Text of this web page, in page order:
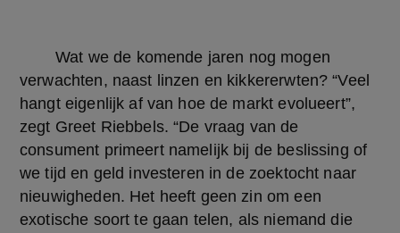
verwachten, naast linzen en kikkererwten? “Veel
hangt eigenlijk af van hoe de markt evolueert”,
zegt Greet Riebbels. “De vraag van de
consument primeert namelijk bij de beslissing of
we tijd en geld investeren in de zoektocht naar
nieuwigheden. Het heeft geen zin om een
exotische soort te gaan telen, als niemand die